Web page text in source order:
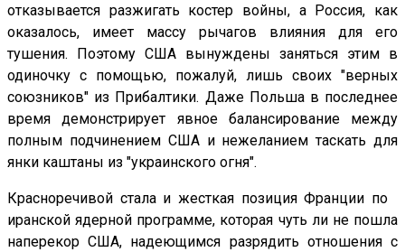
отказывается разжигать костер войны, а Россия, как
оказалось, имеет массу рычагов влияния для его
тушения. Поэтому США вынуждены заняться этим в
одиночку с помощью, пожалуй, лишь своих "верных
союзников" из Прибалтики. Даже Польша в последнее
время демонстрирует явное балансирование между
полным подчинением США и нежеланием таскать для
янки каштаны из "украинского огня".
Красноречивой стала и жесткая позиция Франции по
иранской ядерной программе, которая чуть ли не пошла
наперекор США, надеющимся разрядить отношения с